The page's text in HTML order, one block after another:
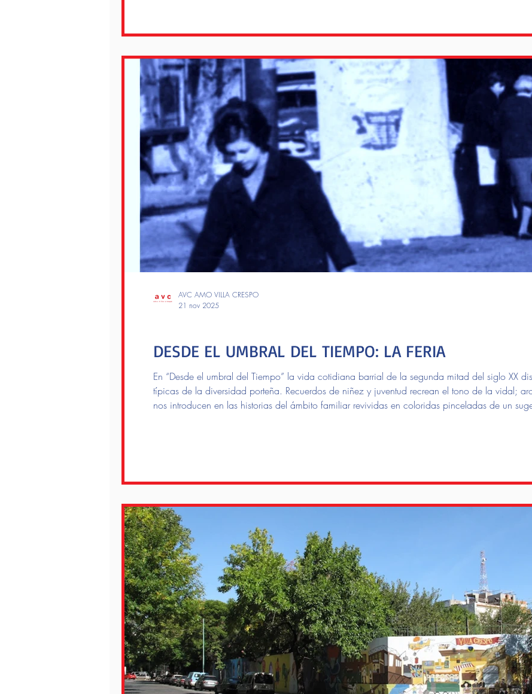
DESDE EL UMBRAL DEL TIEMPO: LA FERIA
En “Desde el umbral del Tiempo” la vida cotidiana barrial de la segunda mitad del siglo XX
típicas de la diversidad porteña. Recuerdos de niñez y juventud recrean el tono de la vidal;
nos introducen en las historias del ámbito familiar revividas en coloridas pinceladas de un
AVC AMO VILLA CRESPO
21 nov 2025